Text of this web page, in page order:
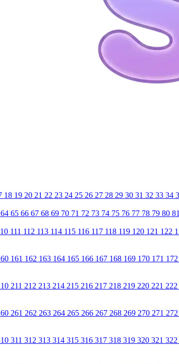
18 19 20 21 22 23 24 25 26 27 28 29 30 31 32 33 34
64 65 66 67 68 69 70 71 72 73 74 75 76 77 78 79 80 81
111 112 113 114 115 116 117 118 119 120 121 122
161 162 163 164 165 166 167 168 169 170 171 172
211 212 213 214 215 216 217 218 219 220 221 222
261 262 263 264 265 266 267 268 269 270 271 272
311 312 313 314 315 316 317 318 319 320 321 322